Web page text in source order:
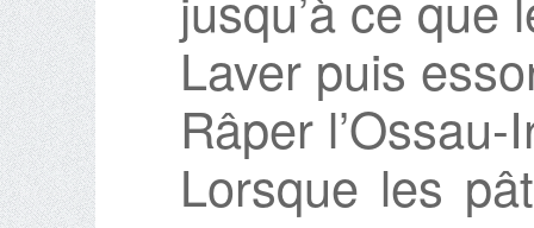
Laver puis
Râper l’Ossau-
Lorsque les